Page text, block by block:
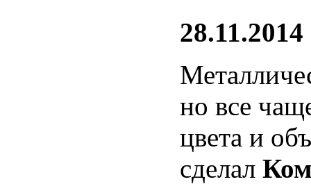
28.11.2014
но все
цвета и
сделал